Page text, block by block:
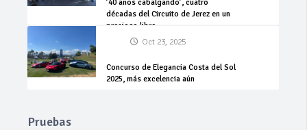
’40 años cabalgando’, cuatro
décadas del Circuito de Jerez en un
precioso libro
Oct 23, 2025
Concurso de Elegancia Costa del Sol
2025, más excelencia aún
Pruebas